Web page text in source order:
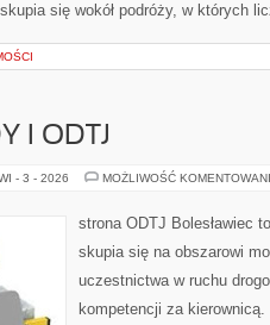
się wokół podróży, w których
I ODTJ
- 3 - 2026 MOŻLIWOŚĆ
strona ODTJ Bolesławiec
skupia się na obszarowi
uczestnictwa w ruchu
kompetencji za